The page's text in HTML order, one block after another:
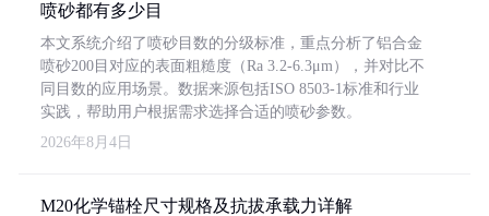
喷砂都有多少目
本文系统介绍了喷砂目数的分级标准，重点分析了铝合金
喷砂200目对应的表面粗糙度（Ra 3.2-6.3μm），并对比不
同目数的应用场景。数据来源包括ISO 8503-1标准和行业
实践，帮助用户根据需求选择合适的喷砂参数。
2026年8月4日
M20化学锚栓尺寸规格及抗拔承载力详解